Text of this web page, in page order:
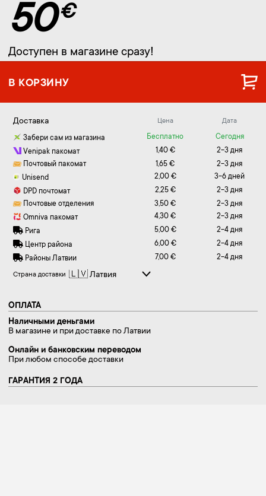
50€
Доступен в магазине сразу!
В КОРЗИНУ
Доставка Цена Дата
Забери сам из магазина Бесплатно
Сегодня
Venipak пакомат
1,40 €
2-3 дня
Почтовый пакомат
1,65 €
2-3 дня
Unisend
2,00 €
3-6 дней
DPD почтомат
2,25 €
2-3 дня
Почтовые отделения
3,50 €
2-3 дня
Omniva пакомат
4,30 €
2-3 дня
Рига
5,00 €
2-4 дня
Центр района
6,00 €
2-4 дня
Районы Латвии
7,00 € 2-4 дня
Страна доставки
ОПЛАТА
Наличными деньгами
В магазине и при доставке по Латвии
Онлайн и банковским переводом
При любом способе доставки
ГАРАНТИЯ 2 ГОДА